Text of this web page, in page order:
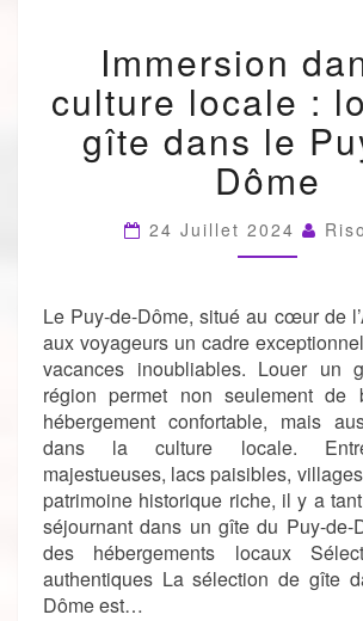
DANS
LA
CULTURE
LOCALE
LOUER
UN
GÎTE
DANS
DE-
DÔME
Immersion
culture locale :
gîte dans le
Dôme
24 Juillet 2024
Le Puy-de-Dôme, situé au cœur de
aux voyageurs un cadre
vacances inoubliables. Louer un
région permet non seulement de
hébergement confortable, mais
dans la culture locale.
majestueuses, lacs paisibles,
patrimoine historique riche, il y a
séjournant dans un gîte du Puy-de-
des hébergements locaux
authentiques La sélection de gîte
Dôme est…